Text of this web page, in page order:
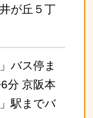
が丘５丁
バス停ま
分 京阪本
駅までバ